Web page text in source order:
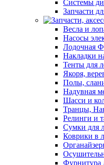
Системы
Запчасти
Весла и
Насосы
Лодочная
Накладки
Тенты для
Якоря,
Полы,
Надувная
Шасси и
Транцы,
Релинги и
Сумки для
Коврики в
Фурнитура